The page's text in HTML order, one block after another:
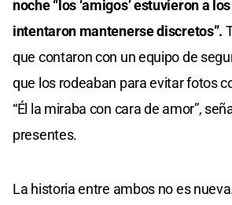
noche “los ‘amigos’ estuvieron a
intentaron mantenerse discretos”.
que contaron con un equipo de
que los rodeaban para evitar fotos
“Él la miraba con cara de amor”,
presentes.
La historia entre ambos no es